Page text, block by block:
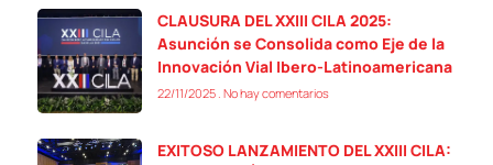
CLAUSURA DEL XXIII CILA 2025:
Asunción se Consolida como Eje de la
Innovación Vial Ibero-Latinoamericana
22/11/2025 No hay comentarios
EXITOSO LANZAMIENTO DEL XXIII CILA: